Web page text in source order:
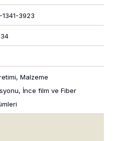
3923
Malzeme
İnce film ve Fiber